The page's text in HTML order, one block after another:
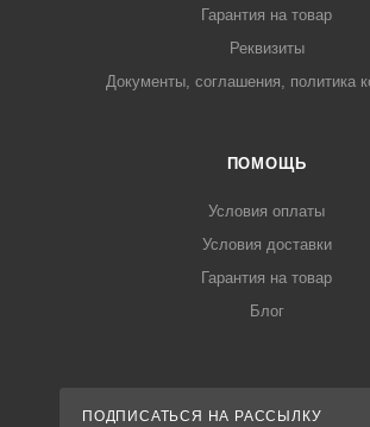
Гарантия на товар
Реквизиты
Документы, соглашения, политика
ПОМОЩЬ
Условия оплаты
Условия доставки
Гарантия на товар
Блог
ПОДПИСАТЬСЯ НА РАССЫЛКУ